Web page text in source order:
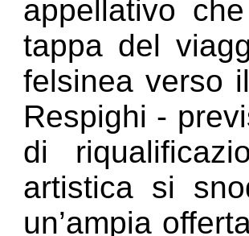
appellativo
tappa del
felsinea verso
Respighi -
di
artistica si
un’ampia